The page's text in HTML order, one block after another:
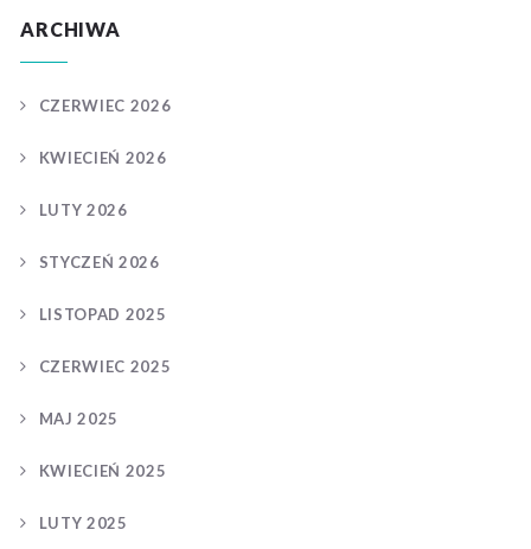
ARCHIWA
CZERWIEC 2026
KWIECIEŃ 2026
LUTY 2026
STYCZEŃ 2026
LISTOPAD 2025
CZERWIEC 2025
MAJ 2025
KWIECIEŃ 2025
LUTY 2025